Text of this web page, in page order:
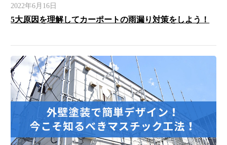
2022年6月16日
5大原因を理解してカーポートの雨漏り対策をしよう！